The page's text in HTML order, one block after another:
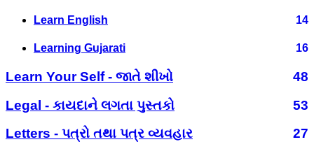
Learn English 14
Learning Gujarati 16
Learn Your Self - જાતે શીખો
48
Legal - કાયદાને લગતા પુસ્તકો
53
Letters - પત્રો તથા પત્ર વ્યવહાર
27